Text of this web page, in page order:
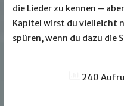
die Lieder zu kennen –
Kapitel wirst du vielleicht
spüren, wenn du dazu die
240